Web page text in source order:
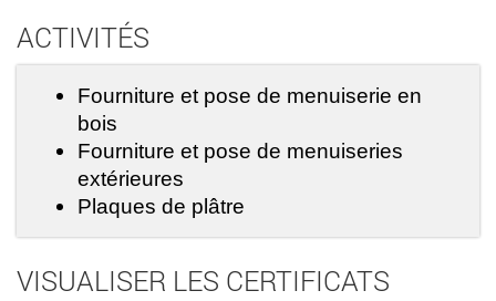
ACTIVITÉS
Fourniture et pose de menuiserie en
bois
Fourniture et pose de menuiseries
extérieures
Plaques de plâtre
VISUALISER LES CERTIFICATS